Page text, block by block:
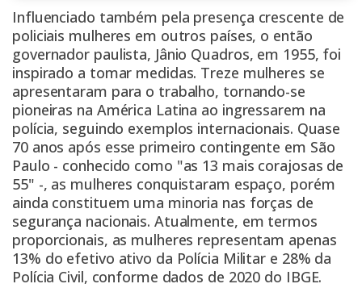
Influenciado também pela presença crescente de
policiais mulheres em outros países, o então
governador paulista, Jânio Quadros, em 1955, foi
inspirado a tomar medidas. Treze mulheres se
apresentaram para o trabalho, tornando-se
pioneiras na América Latina ao ingressarem na
polícia, seguindo exemplos internacionais. Quase
70 anos após esse primeiro contingente em São
Paulo - conhecido como "as 13 mais corajosas de
55" -, as mulheres conquistaram espaço, porém
ainda constituem uma minoria nas forças de
segurança nacionais. Atualmente, em termos
proporcionais, as mulheres representam apenas
13% do efetivo ativo da Polícia Militar e 28% da
Polícia Civil, conforme dados de 2020 do IBGE.